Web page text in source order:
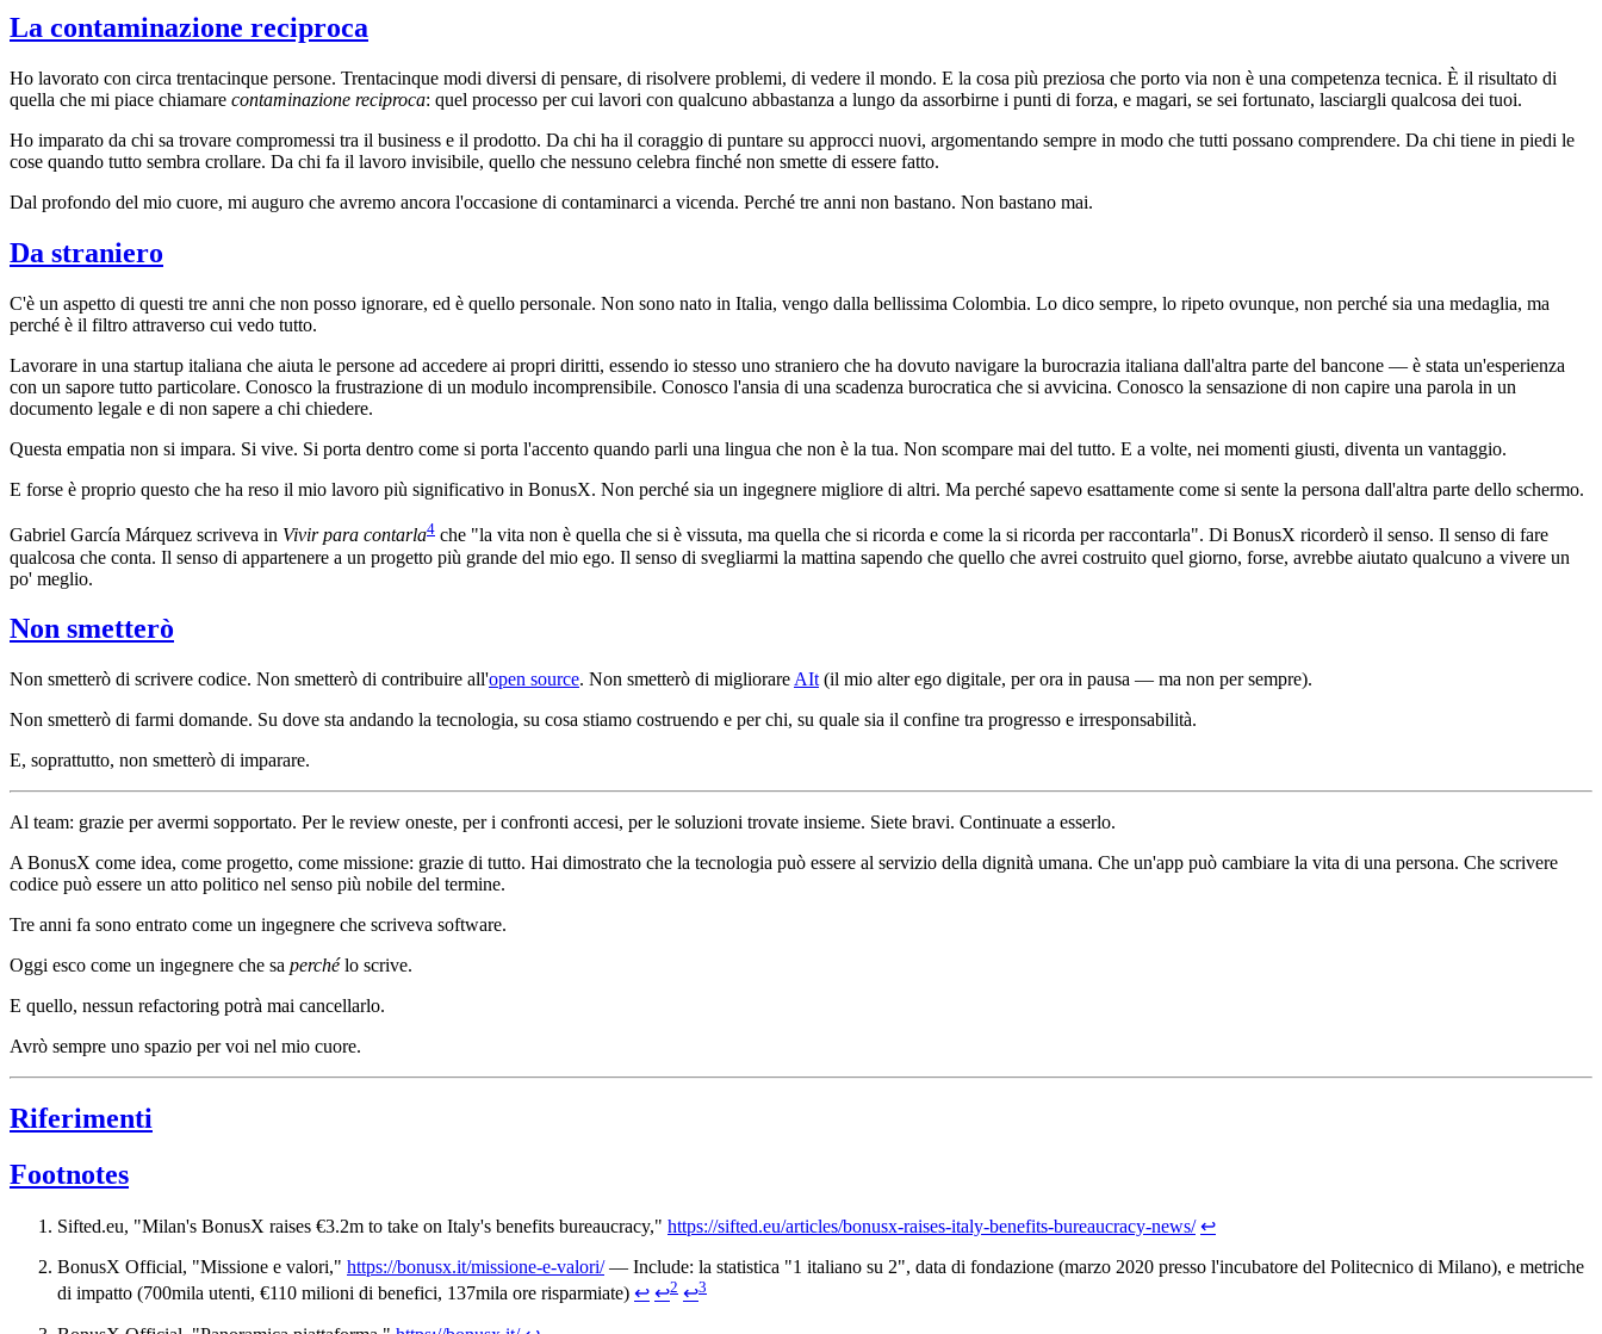
La contaminazione reciproca
Ho lavorato con circa trentacinque persone. Trentacinque modi diversi di pensare, di risolvere problemi, di vedere il mondo. E la cosa più preziosa che porto via non è una competenza tecnica. È il risultato di
quella che mi piace chiamare contaminazione reciproca: quel processo per cui lavori con qualcuno abbastanza a lungo da assorbirne i punti di forza, e magari, se sei fortunato, lasciargli qualcosa dei tuoi.
Ho imparato da chi sa trovare compromessi tra il business e il prodotto. Da chi ha il coraggio di puntare su approcci nuovi, argomentando sempre in modo che tutti possano comprendere. Da chi tiene in piedi le
cose quando tutto sembra crollare. Da chi fa il lavoro invisibile, quello che nessuno celebra finché non smette di essere fatto.
Dal profondo del mio cuore, mi auguro che avremo ancora l'occasione di contaminarci a vicenda. Perché tre anni non bastano. Non bastano mai.
Da straniero
C'è un aspetto di questi tre anni che non posso ignorare, ed è quello personale. Non sono nato in Italia, vengo dalla bellissima Colombia. Lo dico sempre, lo ripeto ovunque, non perché sia una medaglia, ma
perché è il filtro attraverso cui vedo tutto.
Lavorare in una startup italiana che aiuta le persone ad accedere ai propri diritti, essendo io stesso uno straniero che ha dovuto navigare la burocrazia italiana dall'altra parte del bancone — è stata un'esperienza
con un sapore tutto particolare. Conosco la frustrazione di un modulo incomprensibile. Conosco l'ansia di una scadenza burocratica che si avvicina. Conosco la sensazione di non capire una parola in un
documento legale e di non sapere a chi chiedere.
Questa empatia non si impara. Si vive. Si porta dentro come si porta l'accento quando parli una lingua che non è la tua. Non scompare mai del tutto. E a volte, nei momenti giusti, diventa un vantaggio.
E forse è proprio questo che ha reso il mio lavoro più significativo in BonusX. Non perché sia un ingegnere migliore di altri. Ma perché sapevo esattamente come si sente la persona dall'altra parte dello schermo.
Gabriel García Márquez scriveva in Vivir para contarla4 che "la vita non è quella che si è vissuta, ma quella che si ricorda e come la si ricorda per raccontarla". Di BonusX ricorderò il senso. Il senso di fare
qualcosa che conta. Il senso di appartenere a un progetto più grande del mio ego. Il senso di svegliarmi la mattina sapendo che quello che avrei costruito quel giorno, forse, avrebbe aiutato qualcuno a vivere un
po' meglio.
Non smetterò
Non smetterò di scrivere codice. Non smetterò di contribuire all'open source. Non smetterò di migliorare AIt (il mio alter ego digitale, per ora in pausa — ma non per sempre).
Non smetterò di farmi domande. Su dove sta andando la tecnologia, su cosa stiamo costruendo e per chi, su quale sia il confine tra progresso e irresponsabilità.
E, soprattutto, non smetterò di imparare.
Al team: grazie per avermi sopportato. Per le review oneste, per i confronti accesi, per le soluzioni trovate insieme. Siete bravi. Continuate a esserlo.
A BonusX come idea, come progetto, come missione: grazie di tutto. Hai dimostrato che la tecnologia può essere al servizio della dignità umana. Che un'app può cambiare la vita di una persona. Che scrivere
codice può essere un atto politico nel senso più nobile del termine.
Tre anni fa sono entrato come un ingegnere che scriveva software.
Oggi esco come un ingegnere che sa perchélo scrive.
E quello, nessun refactoring potrà mai cancellarlo.
Avrò sempre uno spazio per voi nel mio cuore.
Riferimenti
Footnotes
Sifted.eu, "Milan's BonusX raises €3.2m to take on Italy's benefits bureaucracy," https://sifted.eu/articles/bonusx-raises-italy-benefits-bureaucracy-news/ ↩
BonusX Official, "Missione e valori," https://bonusx.it/missione-e-valori/— Include: la statistica "1 italiano su 2", data di fondazione (marzo 2020 presso l'incubatore del Politecnico di Milano), e metriche
di impatto (700mila utenti, €110 milioni di benefici, 137mila ore risparmiate) ↩ ↩2 ↩3